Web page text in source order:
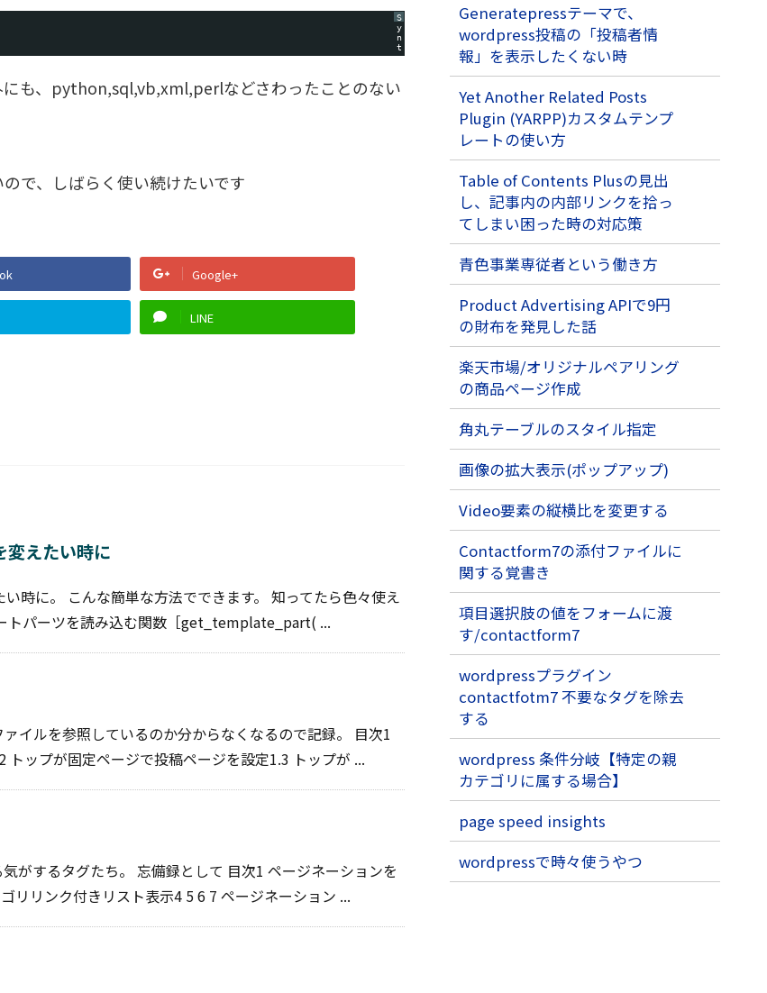
S
y
n
t
a
i
も、python,sql,vb,xml,perlなどさわったことのない
で、しばらく使い続けたいです
Google+
LINE
変えたい時に
時に。 こんな簡単な方法でできます。 知ってたら色々使え
トパーツを読み込む関数［get_template_part( ...
イルを参照しているのか分からなくなるので記録。 目次1
トップが固定ページで投稿ページを設定1.3 トップが ...
がするタグたち。 忘備録として 目次1 ページネーションを
リリンク付きリスト表示4 5 6 7 ページネーション ...
Generatepressテーマで、
wordpress投稿の「投稿者情
報」を表示したくない時
Yet Another Related Posts
Plugin (YARPP)カスタムテンプ
レートの使い方
Table of Contents Plusの見出
し、記事内の内部リンクを拾っ
てしまい困った時の対応策
青色事業専従者という働き方
Product Advertising APIで9円
の財布を発見した話
楽天市場/オリジナルペアリング
の商品ページ作成
角丸テーブルのスタイル指定
画像の拡大表示(ポップアップ)
Video要素の縦横比を変更する
Contactform7の添付ファイルに
関する覚書き
項目選択肢の値をフォームに渡
す/contactform7
wordpressプラグイン
contactfotm7 不要なタグを除去
する
wordpress 条件分岐【特定の親
カテゴリに属する場合】
page speed insights
wordpressで時々使うやつ